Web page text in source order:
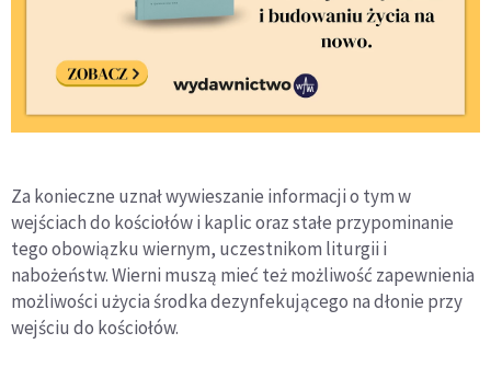
Za konieczne uznał wywieszanie informacji o tym w
wejściach do kościołów i kaplic oraz stałe przypominanie
tego obowiązku wiernym, uczestnikom liturgii i
nabożeństw. Wierni muszą mieć też możliwość zapewnienia
możliwości użycia środka dezynfekującego na dłonie przy
wejściu do kościołów.